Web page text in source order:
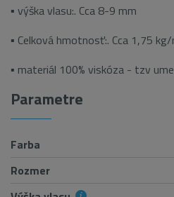
▪ výška vlasu:. Cca 8-9 mm
▪ Celková hmotnosť:. Cca 1,75
▪ materiál 100% viskóza - tzv
Parametre
Farba
Rozmer